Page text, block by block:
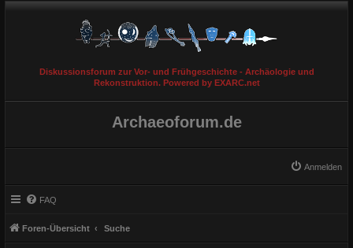
Diskussionsforum zur Vor- und Frühgeschichte - Archäologie und
Rekonstruktion. Powered by EXARC.net
Archaeoforum.de
Anmelden
FAQ
Foren-Übersicht Suche